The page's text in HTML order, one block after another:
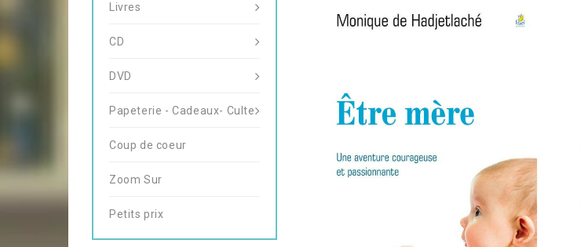
Livres
CD
DVD
Papeterie - Cadeaux- Culte
Coup de coeur
Zoom Sur
Petits prix